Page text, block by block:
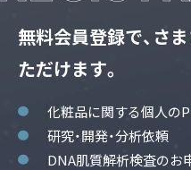
無料会員登録で、さ
ただけます。
化粧品に関する個人の
研究・開発・分析依頼
DNA肌質解析検査のお